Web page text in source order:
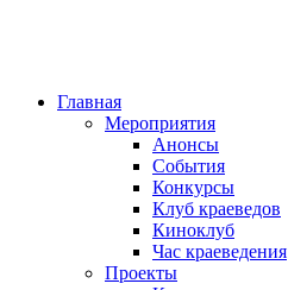
Главная
Мероприятия
Анонсы
События
Конкурсы
Клуб краеведов
Киноклуб
Час краеведения
Проекты